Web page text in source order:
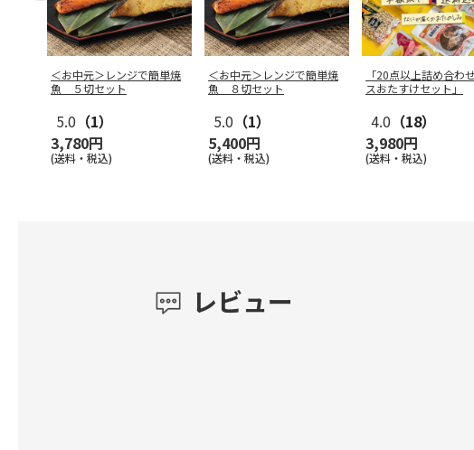
＜お中元＞レンジで簡単焼
魚 ５切セット
5.0 （1）
3,780円
(送料・税込)
＜お中元＞レンジで簡単焼
魚 ８切セット
5.0 （1）
5,400円
(送料・税込)
「20点以上詰め合わ
スおたすけセット」
4.0 （18）
3,980円
(送料・税込)
レビュー